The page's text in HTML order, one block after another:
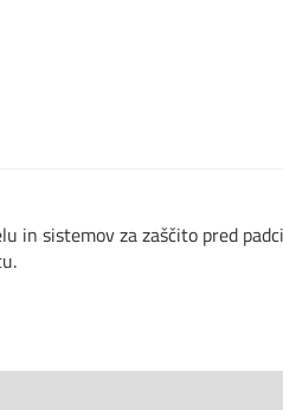
in sistemov za zaščito pred